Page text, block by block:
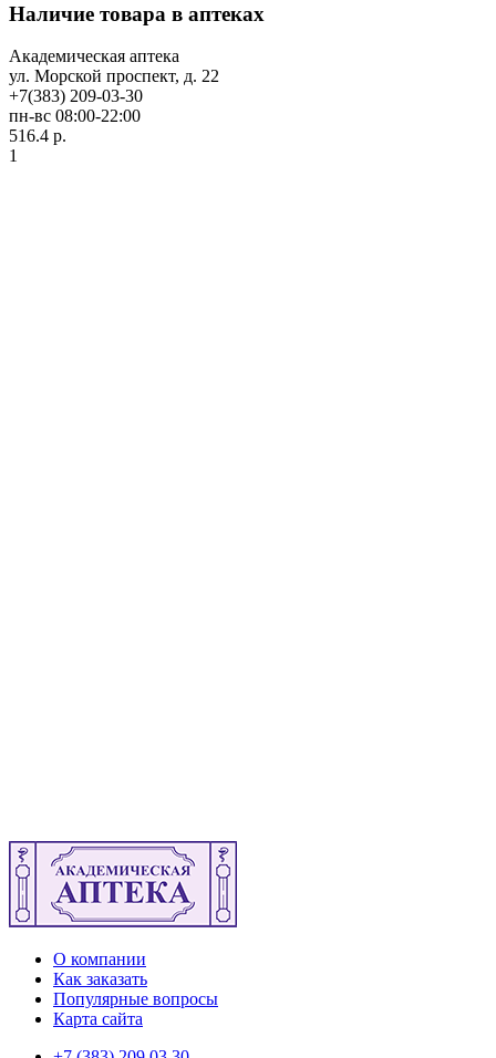
Наличие товара в аптеках
Академическая аптека
ул. Морской проспект, д. 22
+7(383) 209-03-30
пн-вс 08:00-22:00
516.4 р.
1
О компании
Как заказать
Популярные вопросы
Карта сайта